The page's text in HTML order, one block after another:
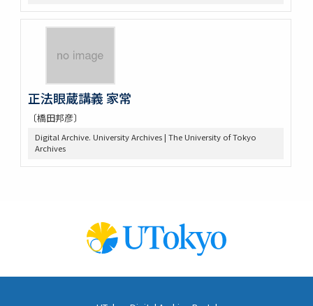
正法眼蔵講義 家常
〔橋田邦彦〕
Digital Archive. University Archives | The University of Tokyo
Archives